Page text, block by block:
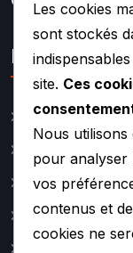
Lien rapide
Catalogue
A propos
Contact
Mentions
Les cookies
sont stockés
site. Ces
Nous utilisons
pour analyser
vos
contenus et
cookies ne